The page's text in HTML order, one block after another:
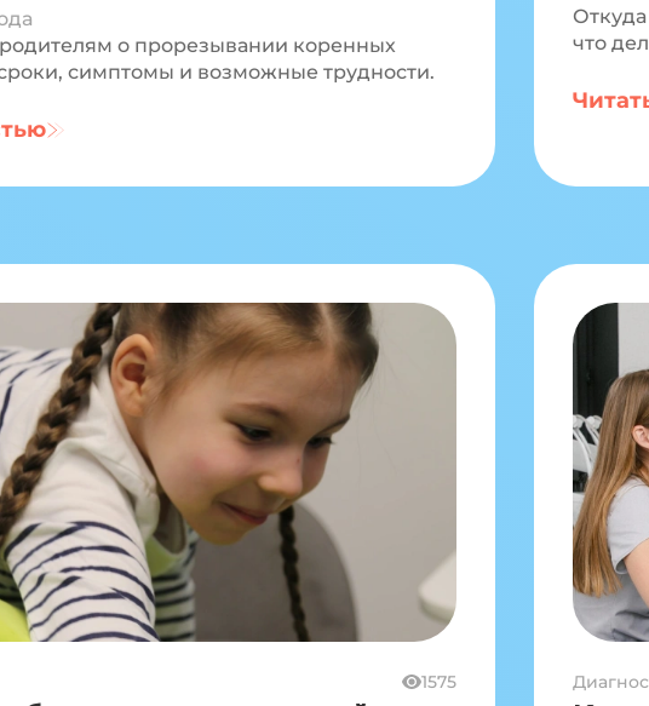
о прорезывании коренных
симптомы и возможные трудности.
Откуда
что
1575